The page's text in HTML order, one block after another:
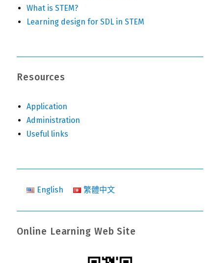
What is STEM?
Learning design for SDL in STEM
Resources
Application
Administration
Useful links
English 繁體中文
Online Learning Web Site